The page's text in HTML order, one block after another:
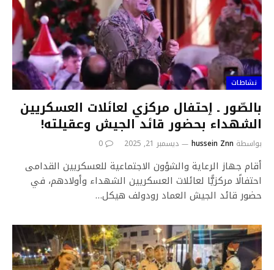
نشاطات
بالصّور ـ ٳحتفال مركزي لعائلات العسكريين
الشهداء بحضور قائد الجيش وعقيلته!
بواسطة hussein Znn ديسمبر 21, 2025 0
أقام جهاز الرعاية والشؤون الاجتماعية للعسكريين القدامى
احتفالًا مركزيًّا لعائلات العسكريين الشهداء وأولادهم، في
حضور قائد الجيش العماد رودولف هيكل…